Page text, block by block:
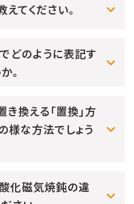
てください。
どのように表記す
。
換える「置換」方
様な方法でしょう
化磁気焼鈍の違